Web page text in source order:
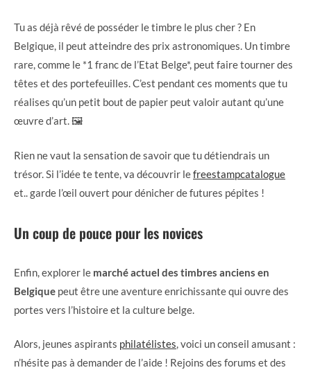
Tu as déjà rêvé de posséder le timbre le plus cher ? En
Belgique, il peut atteindre des prix astronomiques. Un timbre
rare, comme le *1 franc de l’Etat Belge*, peut faire tourner des
têtes et des portefeuilles. C’est pendant ces moments que tu
réalises qu’un petit bout de papier peut valoir autant qu’une
œuvre d’art. 🖼️
Rien ne vaut la sensation de savoir que tu détiendrais un
trésor. Si l’idée te tente, va découvrir lefreestampcatalogue
et.. garde l’œil ouvert pour dénicher de futures pépites !
Un coup de pouce pour les novices
Enfin, explorer le marché actuel des timbres anciens en
Belgique peut être une aventure enrichissante qui ouvre des
portes vers l’histoire et la culture belge.
Alors, jeunes aspirants philatélistes, voici un conseil amusant :
n’hésite pas à demander de l’aide ! Rejoins des forums et des